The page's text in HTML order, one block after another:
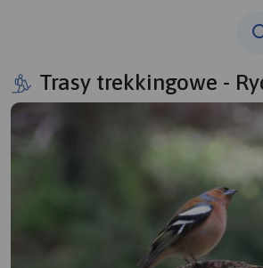
Trasy trekkingowe -